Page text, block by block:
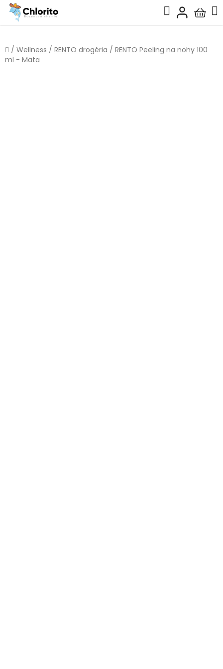
Prejsť
obsah
Hľadať
košík
Domov
/ Wellness / RENTO drogéria / RENTO Peeling na nohy 100
ml - Mäta